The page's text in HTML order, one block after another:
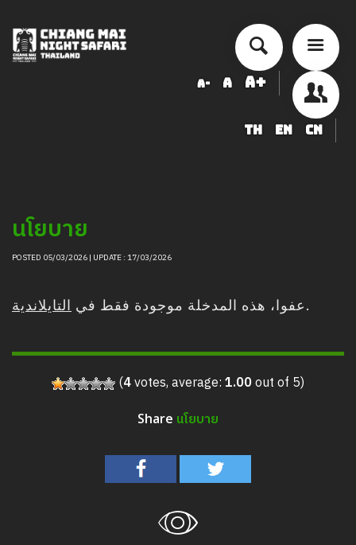
A- A A+
TH EN CN
นโยบาย
POSTED 05/03/2026 | UPDATE : 17/03/2026
عفوا، هذه المدخلة موجودة فقط في التايلاندية .
(4votes, average:1.00out of 5)
Share นโยบาย